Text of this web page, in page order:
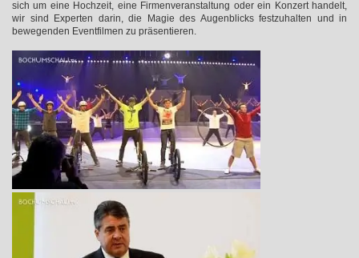
sich um eine Hochzeit, eine Firmenveranstaltung oder ein Konzert handelt,
wir sind Experten darin, die Magie des Augenblicks festzuhalten und in
bewegenden Eventfilmen zu präsentieren.